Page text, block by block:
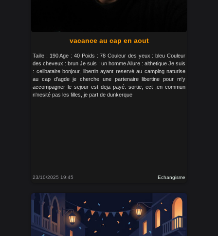
vacance au cap en aout
Taille : 190 Age : 40 Poids : 78 Couleur des yeux : bleu Couleur
des cheveux : brun Je suis : un homme Allure : althetique Je suis
: celibataire bonjour, libertin ayant reservé au camping naturise
au cap d'agde je cherche une partenaire libertine pour m'y
accompagner le sejour est deja payé. sortie, ect ,en commun
n'nesité pas les filles, je part de dunkerque
23/10/2025 19:45 Echangisme